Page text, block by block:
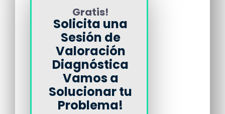
Gratis!
Solicita una
Sesión de
Valoración
Diagnóstica
Vamos a
Solucionar tu
Problema!